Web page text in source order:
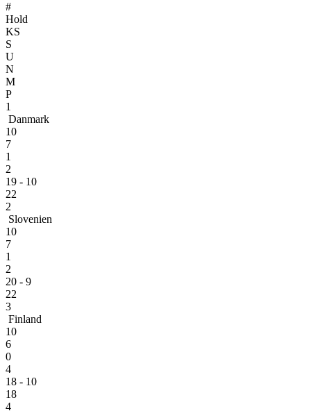
#
Hold
KS
S
U
N
M
P
1
Danmark
10
7
1
2
19 - 10
22
2
Slovenien
10
7
1
2
20 - 9
22
3
Finland
10
6
0
4
18 - 10
18
4